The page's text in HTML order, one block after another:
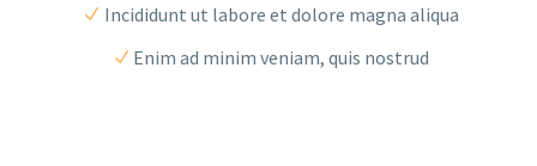
Incididunt ut labore et dolore magna aliqua
Enim ad minim veniam, quis nostrud